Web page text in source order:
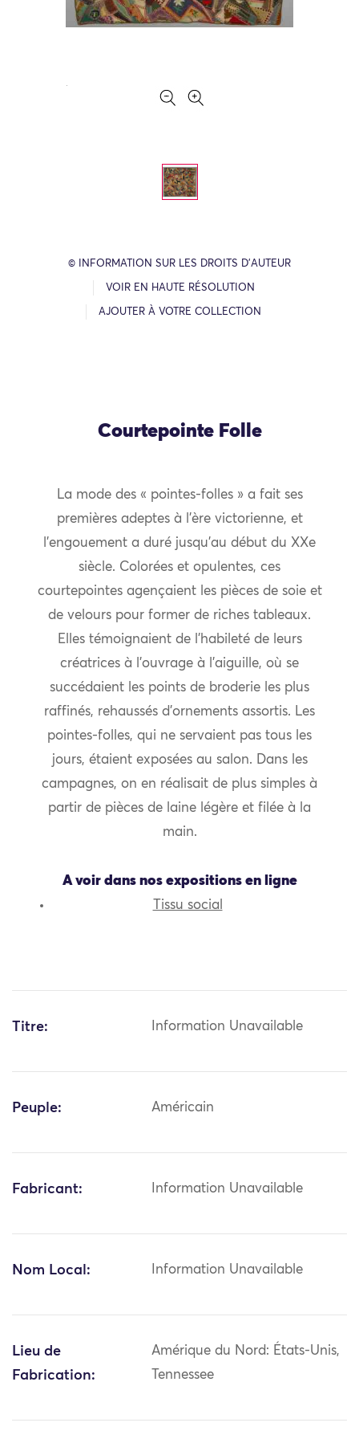
© INFORMATION SUR LES DROITS D’AUTEUR
VOIR EN HAUTE RÉSOLUTION
AJOUTER À VOTRE COLLECTION
Courtepointe Folle
La mode des « pointes-folles » a fait ses
premières adeptes à l’ère victorienne, et
l’engouement a duré jusqu’au début du XXe
siècle. Colorées et opulentes, ces
courtepointes agençaient les pièces de soie et
de velours pour former de riches tableaux.
Elles témoignaient de l’habileté de leurs
créatrices à l’ouvrage à l’aiguille, où se
succédaient les points de broderie les plus
raffinés, rehaussés d’ornements assortis. Les
pointes-folles, qui ne servaient pas tous les
jours, étaient exposées au salon. Dans les
campagnes, on en réalisait de plus simples à
partir de pièces de laine légère et filée à la
main.
A voir dans nos expositions en ligne
Tissu social
Titre: Information Unavailable
Peuple: Américain
Fabricant: Information Unavailable
Nom Local: Information Unavailable
Lieu de
Fabrication:
Amérique du Nord: États-Unis,
Tennessee